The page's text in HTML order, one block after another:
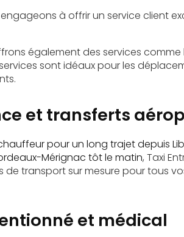
engageons à offrir un service client
également des services comme
sont idéaux pour les
et transferts
pour un long trajet depuis
Mérignac tôt le matin, Taxi
de transport sur mesure pour tous
et médical